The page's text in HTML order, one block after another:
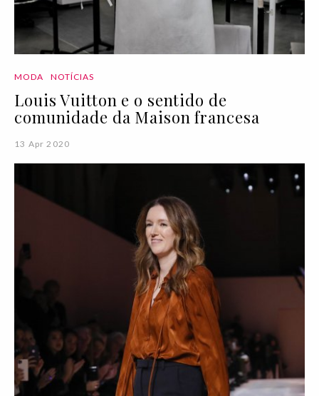
MODA NOTÍCIAS
Louis Vuitton e o sentido de
comunidade da Maison francesa
13 Apr 2020